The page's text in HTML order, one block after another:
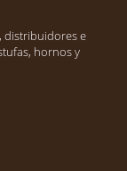
distribuidores e
hornos y